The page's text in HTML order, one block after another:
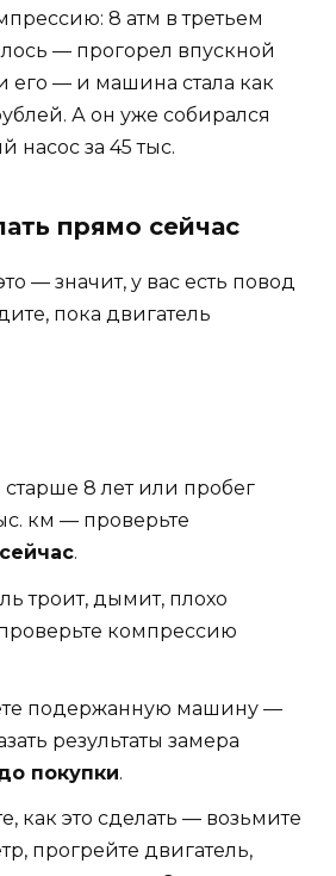
8 атм в третьем
— прогорел впускной
его — и машина стала как
А он уже собирался
насос за 45 тыс.
прямо сейчас
— значит, у вас есть повод
пока двигатель
8 лет или пробег
км — проверьте
сейчас.
троит, дымит, плохо
компрессию
подержанную машину —
результаты замера
покупки.
как это сделать — возьмите
прогрейте двигатель,